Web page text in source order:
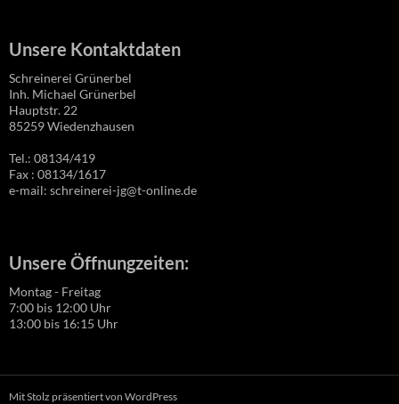
Unsere Kontaktdaten
Schreinerei Grünerbel
Inh. Michael Grünerbel
Hauptstr. 22
85259 Wiedenzhausen
Tel.: 08134/419
Fax : 08134/1617
e-mail: schreinerei-jg@t-online.de
Unsere Öffnungzeiten:
Montag - Freitag
7:00 bis 12:00 Uhr
13:00 bis 16:15 Uhr
Mit Stolz präsentiert von WordPress